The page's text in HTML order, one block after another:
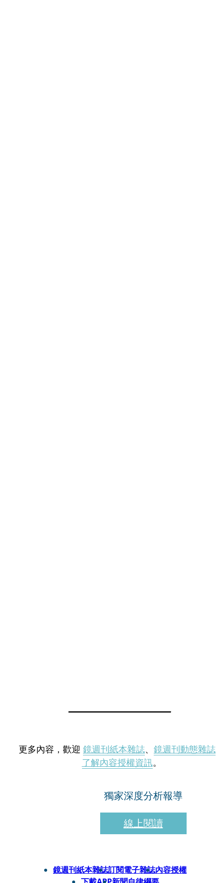
更多內容，歡迎 鏡週刊紙本雜誌、 鏡週刊動態雜誌
了解內容授權資訊。
獨家深度分析報導
線上閱讀
鏡週刊紙本雜誌訂閱電子雜誌內容授權